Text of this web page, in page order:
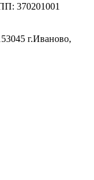
370201001
г.Иваново,